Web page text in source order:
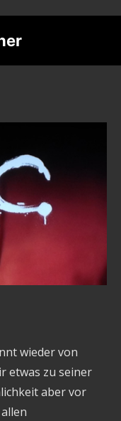
wieder von
etwas zu seiner
aber vor